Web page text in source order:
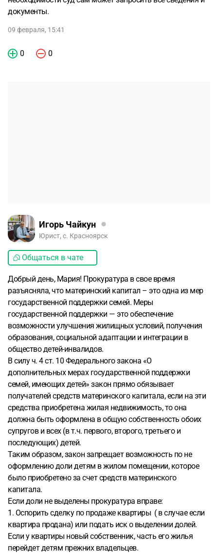
документы.
09 февраля, 15:41
0 0
Игорь Чайкун
Юрист, с. Красноярск
Общаться в чате
Добрый день, Мария! Прокуратура в свое время
разъясняла, что материнский капитал – это одна из мер
государственной поддержки семей. Меры
государственной поддержки — это обеспечение
возможности улучшения жилищных условий, получения
образования, социальной адаптации и интеграции в
общество детей-инвалидов.
В силу ч. 4 ст. 10 Федерального закона «О
дополнительных мерах государственной поддержки
семей, имеющих детей» закон прямо обязывает
получателей средств материнского капитала, если на эти
средства приобретена жилая недвижимость, то она
должна быть оформлена в общую собственность обоих
супругов и всех (в т.ч. первого, второго, третьего и
последующих) детей.
Таким образом, закон запрещает возможность по не
оформлению доли детям в жилом помещении, которое
было приобретено за счет средств материнского
капитала.
Если доли не выделены прокуратура вправе:
1. Оспорить сделку по продаже квартиры ( в случае если
квартира продана) или подать иск о выделении долей.
Если у квартиры новый собственник, часть его жилья
перейдет детям прежних владельцев.